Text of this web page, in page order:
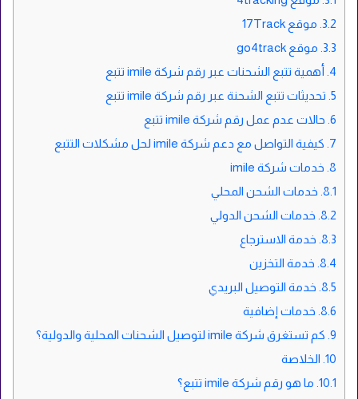
3.2. موقع 17Track
3.3. موقع go4track
4. أهمية تتبع الشحنات عبر رقم شركة imile تتبع
5. تحديثات تتبع الشحنة عبر رقم شركة imile تتبع
6. حالات عدم عمل رقم شركة imile تتبع
7. كيفية التواصل مع دعم شركة imile لحل مشكلات التتبع
8. خدمات شركة imile
8.1. خدمات الشحن المحلي
8.2. خدمات الشحن الدولي
8.3. خدمة الاسترجاع
8.4. خدمة التخزين
8.5. خدمة التوصيل البريدي
8.6. خدمات إضافية
9. كم تستغرق شركة imile لتوصيل الشحنات المحلية والدولية؟
10. الخلاصة
10.1. ما هو رقم شركة imile تتبع؟